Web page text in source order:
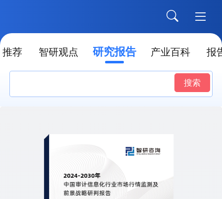
推荐 智研观点 研究报告 产业百科 报
搜索